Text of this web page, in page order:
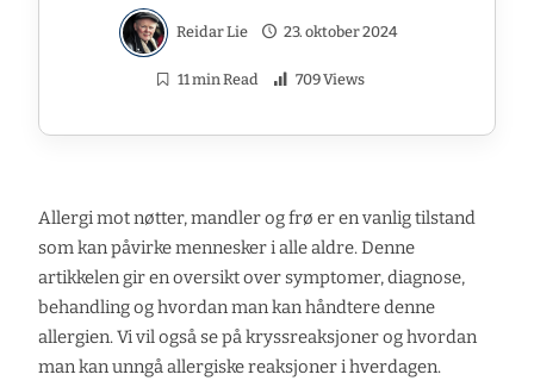
Reidar Lie 23. oktober 2024
11 min Read 709 Views
Allergi mot nøtter, mandler og frø er en vanlig tilstand
som kan påvirke mennesker i alle aldre. Denne
artikkelen gir en oversikt over symptomer, diagnose,
behandling og hvordan man kan håndtere denne
allergien. Vi vil også se på kryssreaksjoner og hvordan
man kan unngå allergiske reaksjoner i hverdagen.